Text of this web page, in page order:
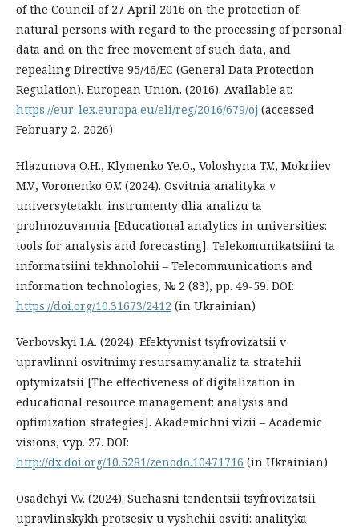
of the Council of 27 April 2016 on the protection of
natural persons with regard to the processing of personal
data and on the free movement of such data, and
repealing Directive 95/46/EC (General Data Protection
Regulation). European Union. (2016). Available at:
https://eur-lex.europa.eu/eli/reg/2016/679/oj (accessed
February 2, 2026)
Hlazunova O.H., Klymenko Ye.O., Voloshyna T.V., Mokriiev
M.V., Voronenko O.V. (2024). Osvitnia analityka v
universytetakh: instrumenty dlia analizu ta
prohnozuvannia [Educational analytics in universities:
tools for analysis and forecasting]. Telekomunikatsiini ta
informatsiini tekhnolohii – Telecommunications and
information technologies, № 2 (83), pp. 49-59. DOI:
https://doi.org/10.31673/2412 (in Ukrainian)
Verbovskyi I.A. (2024). Efektyvnist tsyfrovizatsii v
upravlinni osvitnimy resursamy:analiz ta stratehii
optymizatsii [The effectiveness of digitalization in
educational resource management: analysis and
optimization strategies]. Akademichni vizii – Academic
visions, vyp. 27. DOI:
http://dx.doi.org/10.5281/zenodo.10471716 (in Ukrainian)
Osadchyi V.V. (2024). Suchasni tendentsii tsyfrovizatsii
upravlinskykh protsesiv u vyshchii osviti: analityka